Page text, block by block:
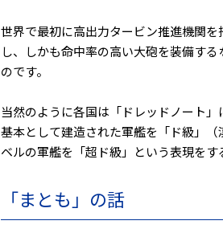
世界で最初に高出力タービン推進機関
し、しかも命中率の高い大砲を装備す
のです。
当然のように各国は「ドレッドノート
基本として建造された軍艦を「ド級」
ベルの軍艦を「超ド級」という表現を
「まとも」の話